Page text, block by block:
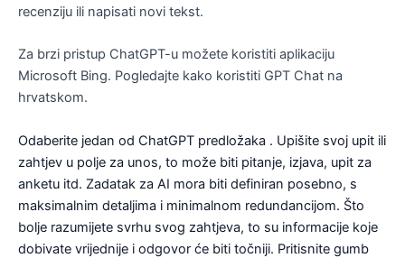
recenziju ili napisati novi tekst.
Za brzi pristup ChatGPT-u možete koristiti aplikaciju
Microsoft Bing. Pogledajte kako koristiti GPT Chat na
hrvatskom.
Odaberite jedan od ChatGPT predložaka . Upišite svoj upit ili
zahtjev u polje za unos, to može biti pitanje, izjava, upit za
anketu itd. Zadatak za AI mora biti definiran posebno, s
maksimalnim detaljima i minimalnom redundancijom. Što
bolje razumijete svrhu svog zahtjeva, to su informacije koje
dobivate vrijednije i odgovor će biti točniji. Pritisnite gumb